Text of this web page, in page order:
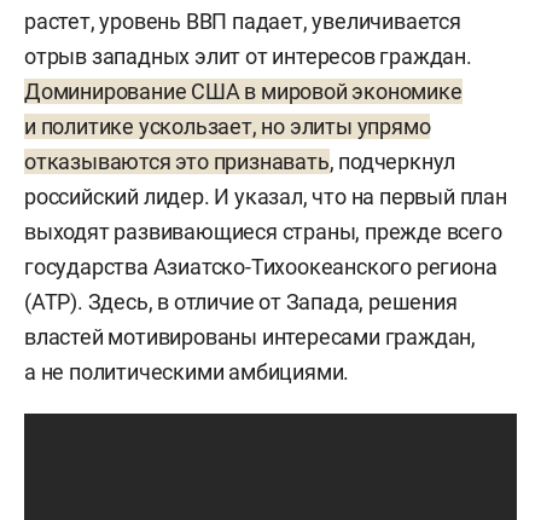
растет, уровень ВВП падает, увеличивается
отрыв западных элит от интересов граждан.
Доминирование США в мировой экономике
и политике ускользает, но элиты упрямо
отказываются это признавать, подчеркнул
российский лидер. И указал, что на первый план
выходят развивающиеся страны, прежде всего
государства Азиатско-Тихоокеанского региона
(АТР). Здесь, в отличие от Запада, решения
властей мотивированы интересами граждан,
а не политическими амбициями.